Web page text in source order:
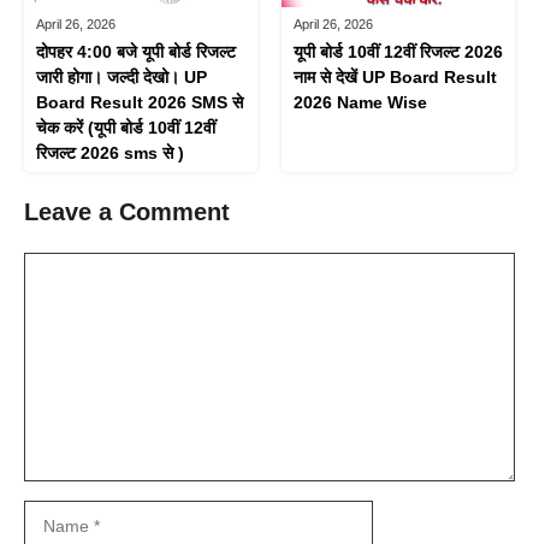
April 26, 2026
दोपहर 4:00 बजे यूपी बोर्ड रिजल्ट
जारी होगा। जल्दी देखो। UP
Board Result 2026 SMS से
चेक करें (यूपी बोर्ड 10वीं 12वीं
रिजल्ट 2026 sms से )
April 26, 2026
यूपी बोर्ड 10वीं 12वीं रिजल्ट 2026
नाम से देखें UP Board Result
2026 Name Wise
Leave a Comment